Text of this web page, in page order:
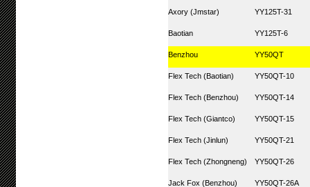
Axory (Jmstar)
Baotian
Benzhou
Flex Tech (Baotian)
Flex Tech (Benzhou)
Flex Tech (Giantco)
Flex Tech (Jinlun)
Flex Tech (Zhongneng)
Jack Fox (Benzhou)
YY125T-31
YY125T-6
YY50QT
YY50QT-10
YY50QT-14
YY50QT-15
YY50QT-21
YY50QT-26
YY50QT-26A